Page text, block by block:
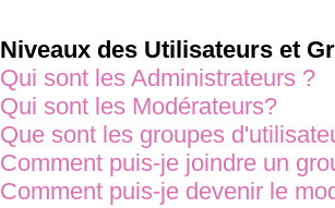
Niveaux des Utilisateurs et
Qui sont les Administrateurs ?
Qui sont les Modérateurs?
Que sont les groupes
Comment puis-je joindre un
Comment puis-je devenir le